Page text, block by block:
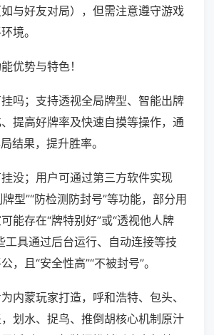
与好友对局），但需注意遵守游戏
境。
优势与特色！
吗；支持透视全局牌型、智能出牌
提高好牌率及快速自摸等操作，通
结果，提升胜率。
没；用户可通过第三方软件实现
牌型”“防检测防封号”等功能，部分用
能存在“牌特别好”或“透视他人牌
工具通过后台运行、自动连接等技
，且“安全性高”“不被封号”。
内蒙玩家打造，呼和浩特、包头、
划水、捉鸟、推倒胡核心机制原汁